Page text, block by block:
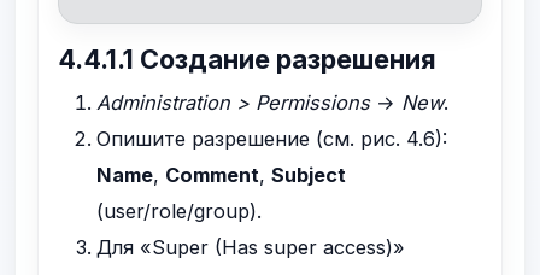
4.4.1.1 Создание разрешения
Administration > Permissions→ New.
Опишите разрешение (см. рис. 4.6):
Name, Comment,Subject
(user/role/group).
Для «Super (Has super access)»